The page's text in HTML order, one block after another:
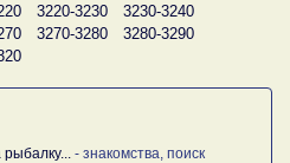
3220-3230
3230-3240
3270-3280
3280-3290
- знакомства, поиск